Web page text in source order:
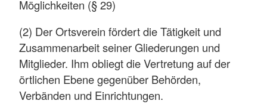
Möglichkeiten (§ 29)
(2) Der Ortsverein fördert die Tätigkeit und
Zusammenarbeit seiner Gliederungen und
Mitglieder. Ihm obliegt die Vertretung auf der
örtlichen Ebene gegenüber Behörden,
Verbänden und Einrichtungen.